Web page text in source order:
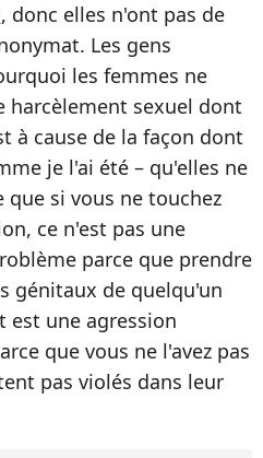
, donc elles n'ont pas de
Les gens
les femmes ne
harcèlement sexuel dont
à cause de la façon dont
je l'ai été – qu'elles ne
que si vous ne touchez
ce n'est pas une
parce que prendre
génitaux de quelqu'un
est une agression
que vous ne l'avez pas
pas violés dans leur